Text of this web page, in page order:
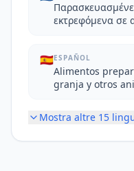
εκτρεφόμενα σε
🇪🇸ESPAÑOL
Alimentos
granja y otros
Mostra altre 15